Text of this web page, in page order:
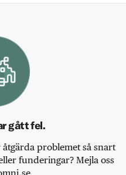
gått fel.
problemet så snart
funderingar? Mejla oss